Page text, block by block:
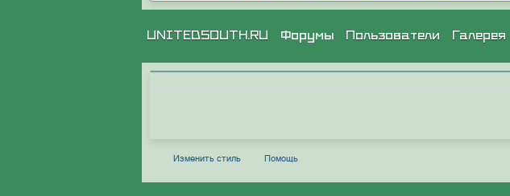
UNITEDSOUTH.RU Галерея
Форумы Пользователи
Изменить стиль Помощь